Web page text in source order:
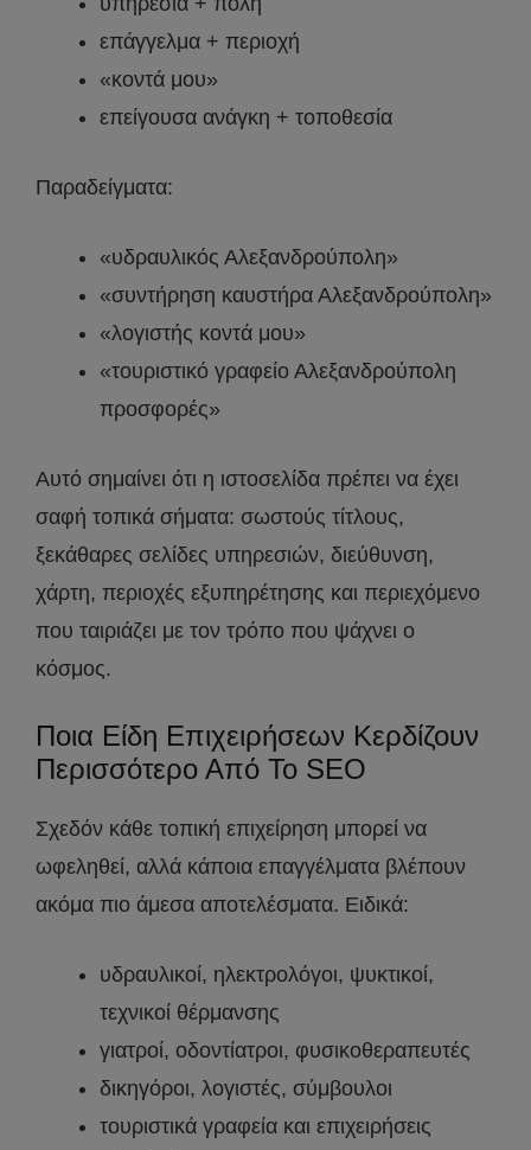
επάγγελμα + περιοχή
«κοντά μου»
επείγουσα ανάγκη + τοποθεσία
Παραδείγματα:
«υδραυλικός Αλεξανδρούπολη»
«συντήρηση καυστήρα Αλεξανδρούπολη»
«λογιστής κοντά μου»
«τουριστικό γραφείο Αλεξανδρούπολη
προσφορές»
Αυτό σημαίνει ότι η ιστοσελίδα πρέπει να έχει
σαφή τοπικά σήματα: σωστούς τίτλους,
ξεκάθαρες σελίδες υπηρεσιών, διεύθυνση,
χάρτη, περιοχές εξυπηρέτησης και περιεχόμενο
που ταιριάζει με τον τρόπο που ψάχνει ο
κόσμος.
Ποια Είδη Επιχειρήσεων Κερδίζουν
Περισσότερο Από Το SEO
Σχεδόν κάθε τοπική επιχείρηση μπορεί να
ωφεληθεί, αλλά κάποια επαγγέλματα βλέπουν
ακόμα πιο άμεσα αποτελέσματα. Ειδικά:
υδραυλικοί, ηλεκτρολόγοι, ψυκτικοί,
τεχνικοί θέρμανσης
γιατροί, οδοντίατροι, φυσικοθεραπευτές
δικηγόροι, λογιστές, σύμβουλοι
τουριστικά γραφεία και επιχειρήσεις